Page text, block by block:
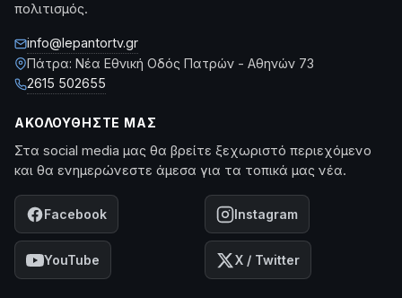
πολιτισμός.
info@lepantortv.gr
Πάτρα: Νέα Εθνική Οδός Πατρών - Αθηνών 73
2615 502655
ΑΚΟΛΟΥΘΉΣΤΕ ΜΑΣ
Στα social media μας θα βρείτε ξεχωριστό περιεχόμενο
και θα ενημερώνεστε άμεσα για τα τοπικά μας νέα.
Facebook Instagram
YouTube X / Twitter